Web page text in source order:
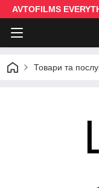
AVTOFILMS
Товари та